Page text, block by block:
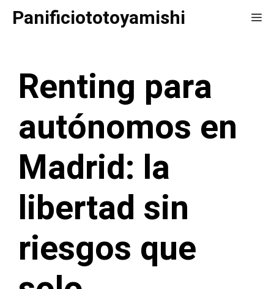
SaltarPanificiototoyamishi
Renting para
autónomos en
Madrid: la
libertad sin
riesgos que